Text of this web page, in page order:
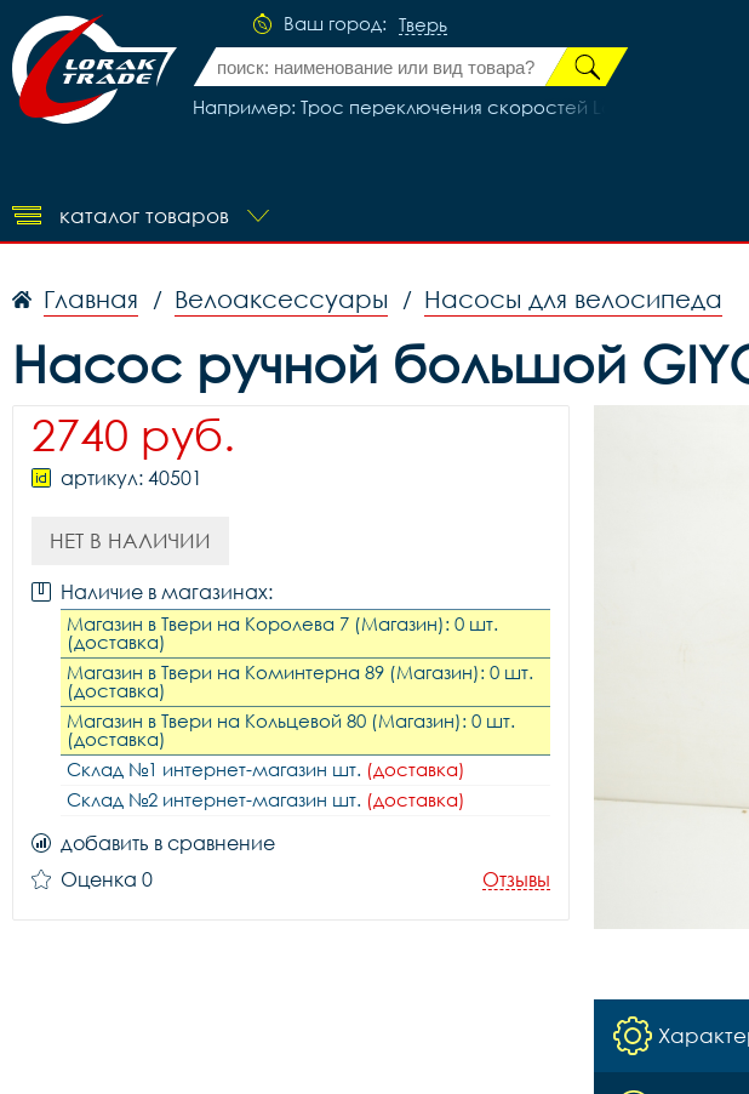
Ваш город: Тверь
Например: Трос переключения скоростей Lorak, цена за
каталог товаров
Главная / Велоаксессуары / Насосы для велосипеда
Насос ручной большой
2740 руб.
артикул: 40501
НЕТ В НАЛИЧИИ
Наличие в магазинах:
Магазин в Твери на Королева 7 (Магазин): 0 шт.
(доставка)
Магазин в Твери на Коминтерна 89 (Магазин): 0 шт.
(доставка)
Магазин в Твери на Кольцевой 80 (Магазин): 0 шт.
(доставка)
Склад №1 интернет-магазин шт. (доставка)
Склад №2 интернет-магазин шт. (доставка)
добавить в сравнение
Оценка 0
Отзывы